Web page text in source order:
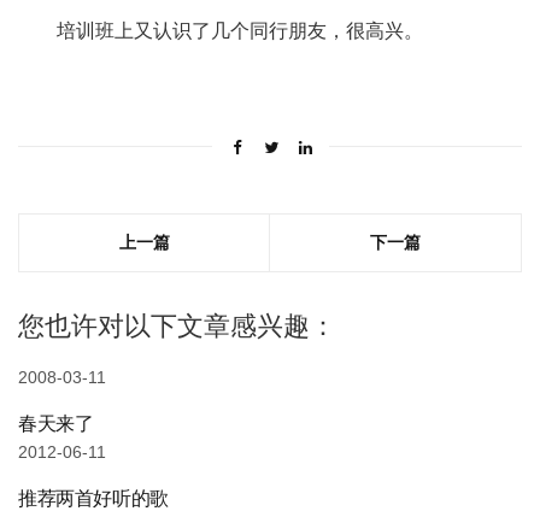
培训班上又认识了几个同行朋友，很高兴。
上一篇 下一篇
您也许对以下文章感兴趣：
2008-03-11
春天来了
2012-06-11
推荐两首好听的歌